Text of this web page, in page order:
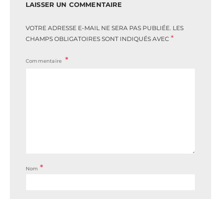
LAISSER UN COMMENTAIRE
VOTRE ADRESSE E-MAIL NE SERA PAS PUBLIÉE. LES
CHAMPS OBLIGATOIRES SONT INDIQUÉS AVEC *
Commentaire
Nom *